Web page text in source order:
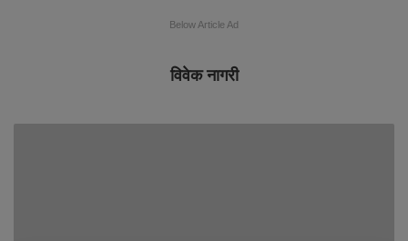
Below Article Ad
विवेक नागरी